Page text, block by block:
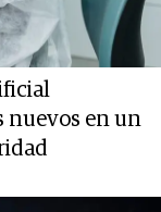
nuevos en un